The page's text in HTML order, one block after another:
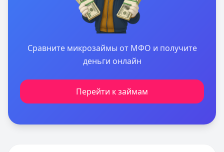
Сравните микрозаймы от МФО и получите
деньги онлайн
Перейти к займам